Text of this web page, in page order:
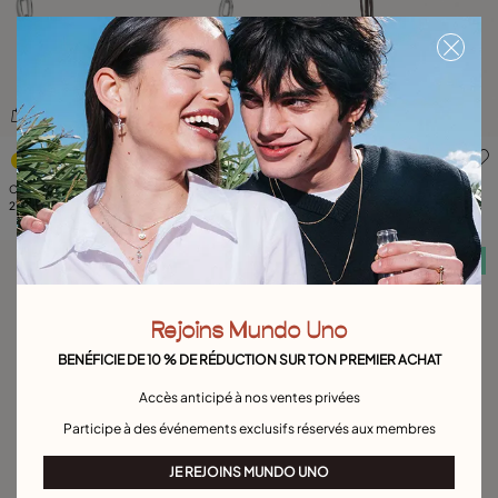
4,7 sur 5 Evaluation des clients
Collier plaqué argent composé de
maillons
219,00 €
5 sur 5 Evaluation des
Collier long plaqué or 18 carats avec
lanières en cuir
219,00 €
Serviette offerte Serviette offerte
Rejoins Mundo Uno
BENÉFICIE DE 10 % DE RÉDUCTION SUR TON PREMIER ACHAT
Accès anticipé à nos ventes privées
Participe à des événements exclusifs réservés aux membres
JE REJOINS MUNDO UNO